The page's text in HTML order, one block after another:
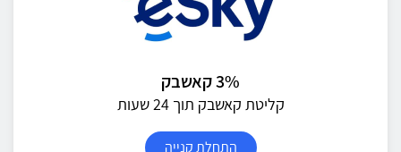
3% קאשבק
קליטת קאשבק תוך 24 שעות
התחלת קנייה